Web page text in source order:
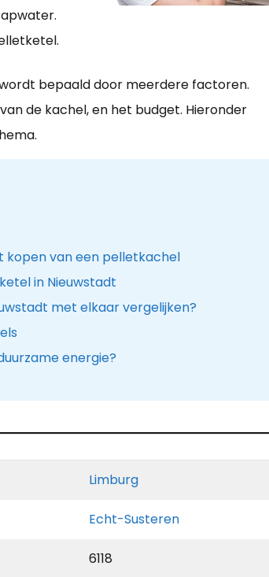
bepaald door meerdere factoren.
de kachel, en het budget. Hieronder
kopen van een pelletkachel
in Nieuwstadt
met elkaar vergelijken?
energie?
Limburg
Echt-Susteren
6118